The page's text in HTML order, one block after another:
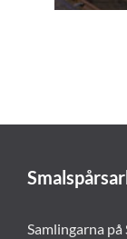
Samlingarna